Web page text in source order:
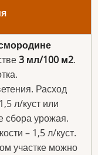
3 мл/100 м2.
Расход
л/куст или
сбора урожая.
– 1,5 л/куст.
участке можно